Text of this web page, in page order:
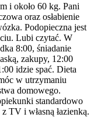
i około 60 kg. Pani
oraz osłabienie
Podopieczna jest
Lubi czytać. W
8:00, śniadanie
zakupy, 12:00
idzie spać. Dieta
w utrzymaniu
domowego.
standardowo
TV i własną łazienką.